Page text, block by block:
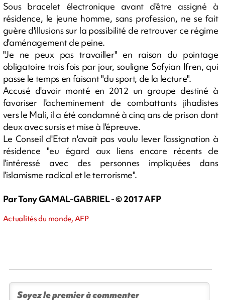
Sous bracelet électronique avant d'être assigné à
résidence, le jeune homme, sans profession, ne se fait
guère d'illusions sur la possibilité de retrouver ce régime
d'aménagement de peine.
"Je ne peux pas travailler" en raison du pointage
obligatoire trois fois par jour, souligne Sofyian Ifren, qui
passe le temps en faisant "du sport, de la lecture".
Accusé d'avoir monté en 2012 un groupe destiné à
favoriser l'acheminement de combattants jihadistes
vers le Mali, il a été condamné à cinq ans de prison dont
deux avec sursis et mise à l'épreuve.
Le Conseil d'Etat n'avait pas voulu lever l'assignation à
résidence "eu égard aux liens encore récents de
l'intéressé avec des personnes impliquées dans
l'islamisme radical et le terrorisme".
Par Tony GAMAL-GABRIEL - © 2017 AFP
Actualités du monde, AFP